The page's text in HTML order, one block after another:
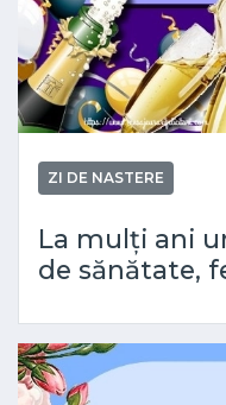
ZI DE NASTERE
La mulți ani
de sănătate,